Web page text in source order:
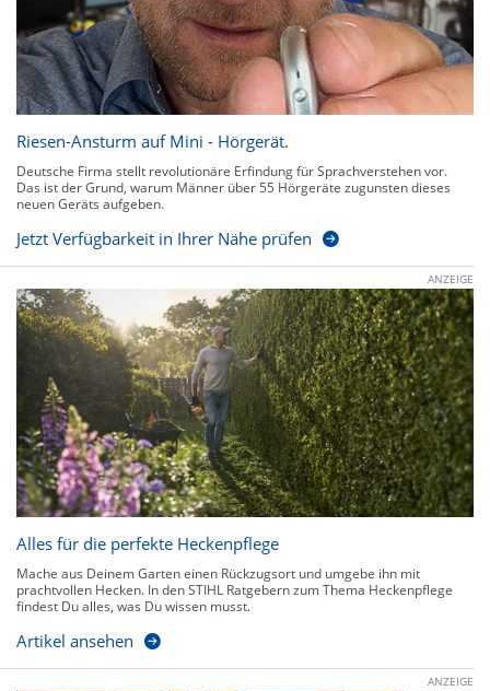
Riesen-Ansturm auf Mini - Hörgerät.
Deutsche Firma stellt revolutionäre Erfindung für Sprachverstehen vor.
Das ist der Grund, warum Männer über 55 Hörgeräte zugunsten dieses
neuen Geräts aufgeben.
Jetzt Verfügbarkeit in Ihrer Nähe prüfen
ANZEIGE
Alles für die perfekte Heckenpflege
Mache aus Deinem Garten einen Rückzugsort und umgebe ihn mit
prachtvollen Hecken. In den STIHL Ratgebern zum Thema Heckenpflege
findest Du alles, was Du wissen musst.
Artikel ansehen
ANZEIGE